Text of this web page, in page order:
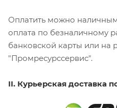
Оплатить можно
оплата по безналичному
банковской карты или на
"Промресурссервис".
II. Курьерская доставка